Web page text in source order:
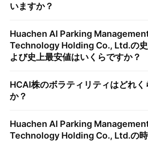
いますか？
Huachen AI Parking
Technology Holding Co., Ltd.の
よび史上最安値はいくらですか？
HCAI株のボラティリティはどれく
か？
Huachen AI Parking
Technology Holding Co., Ltd.の